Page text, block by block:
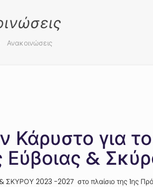
Ανακοινώσεις
για το
&
2023 -2027 στο πλαίσιο της 1ης